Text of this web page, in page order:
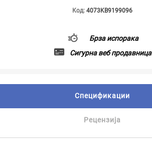
Код: 4073KB9199096
Брза испорака
Сигурна веб продавница
Спецификации
Рецензија